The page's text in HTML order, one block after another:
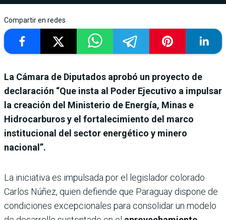
Compartir en redes
La Cámara de Diputados aprobó un proyecto de
declaración “Que insta al Poder Ejecutivo a impulsar
la creación del Ministerio de Energía, Minas e
Hidrocarburos y el fortalecimiento del marco
institucional del sector energético y minero
nacional”.
La iniciativa es impulsada por el legislador colorado
Carlos Núñez, quien defiende que Paraguay dispone de
condiciones excepcionales para consolidar un modelo